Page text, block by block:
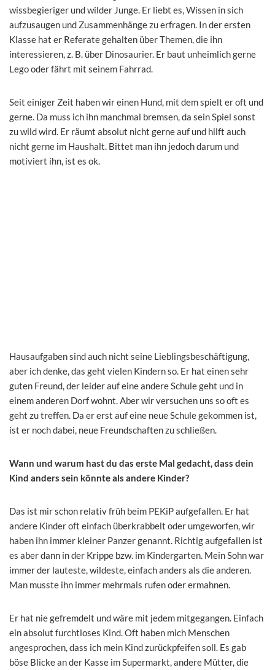
wissbegieriger und wilder Junge. Er liebt es, Wissen in sich
aufzusaugen und Zusammenhänge zu erfragen. In der ersten
Klasse hat er Referate gehalten über Themen, die ihn
interessieren, z. B. über Dinosaurier. Er baut unheimlich gerne
Lego oder fährt mit seinem Fahrrad.
Seit einiger Zeit haben wir einen Hund, mit dem spielt er oft und
gerne. Da muss ich ihn manchmal bremsen, da sein Spiel sonst
zu wild wird. Er räumt absolut nicht gerne auf und hilft auch
nicht gerne im Haushalt. Bittet man ihn jedoch darum und
motiviert ihn, ist es ok.
Hausaufgaben sind auch nicht seine Lieblingsbeschäftigung,
aber ich denke, das geht vielen Kindern so. Er hat einen sehr
guten Freund, der leider auf eine andere Schule geht und in
einem anderen Dorf wohnt. Aber wir versuchen uns so oft es
geht zu treffen. Da er erst auf eine neue Schule gekommen ist,
ist er noch dabei, neue Freundschaften zu schließen.
Wann und warum hast du das erste Mal gedacht, dass dein
Kind anders sein könnte als andere Kinder?
Das ist mir schon relativ früh beim PEKiP aufgefallen. Er hat
andere Kinder oft einfach überkrabbelt oder umgeworfen, wir
haben ihn immer kleiner Panzer genannt. Richtig aufgefallen ist
es aber dann in der Krippe bzw. im Kindergarten. Mein Sohn war
immer der lauteste, wildeste, einfach anders als die anderen.
Man musste ihn immer mehrmals rufen oder ermahnen.
Er hat nie gefremdelt und wäre mit jedem mitgegangen. Einfach
ein absolut furchtloses Kind. Oft haben mich Menschen
angesprochen, dass ich mein Kind zurückpfeifen soll. Es gab
böse Blicke an der Kasse im Supermarkt, andere Mütter, die